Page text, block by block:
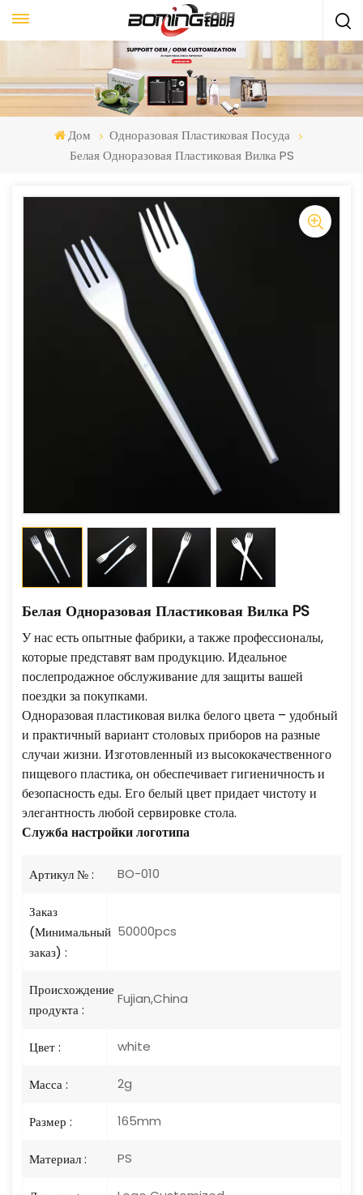
Дом
Одноразовая Пластиковая Посуда
Белая Одноразовая Пластиковая Вилка PS
Белая Одноразовая Пластиковая Вилка PS
У нас есть опытные фабрики, а также профессионалы,
которые представят вам продукцию. Идеальное
послепродажное обслуживание для защиты вашей
поездки за покупками.
Одноразовая пластиковая вилка белого цвета – удобный
и практичный вариант столовых приборов на разные
случаи жизни. Изготовленный из высококачественного
пищевого пластика, он обеспечивает гигиеничность и
безопасность еды. Его белый цвет придает чистоту и
элегантность любой сервировке стола.
Служба настройки логотипа
Артикул № : BO-010
Заказ
(Минимальный
заказ) :
50000pcs
Происхождение
продукта :
Fujian,China
Цвет : white
Масса : 2g
Размер : 165mm
Материал : PS